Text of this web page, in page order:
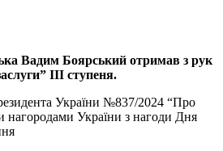
Вадим Боярський отримав з рук
ІІІ ступеня.
України №837/2024 “Про
нагородами України з нагоди Дня